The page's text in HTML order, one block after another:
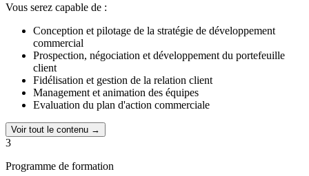
Vous serez capable de :
Conception et pilotage de la stratégie de développement
commercial
Prospection, négociation et développement du portefeuille
client
Fidélisation et gestion de la relation client
Management et animation des équipes
Evaluation du plan d'action commerciale
Voir tout le contenu →
3
Programme de formation